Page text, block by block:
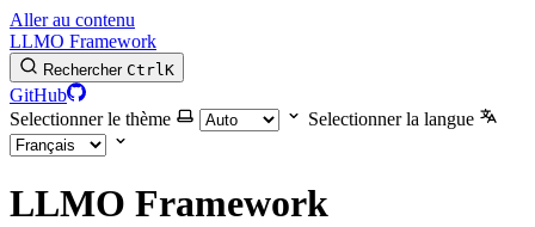
Aller au contenu
LLMO Framework
Rechercher CtrlK
GitHub
Selectionner le thème
Selectionner la langue
LLMO Framework